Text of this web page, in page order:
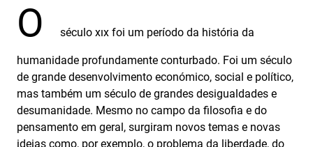
O século xıx foi um período da história da
humanidade profundamente conturbado. Foi um século
de grande desenvolvimento económico, social e político,
mas também um século de grandes desigualdades e
desumanidade. Mesmo no campo da filosofia e do
pensamento em geral, surgiram novos temas e novas
ideias como, por exemplo, o problema da liberdade, do